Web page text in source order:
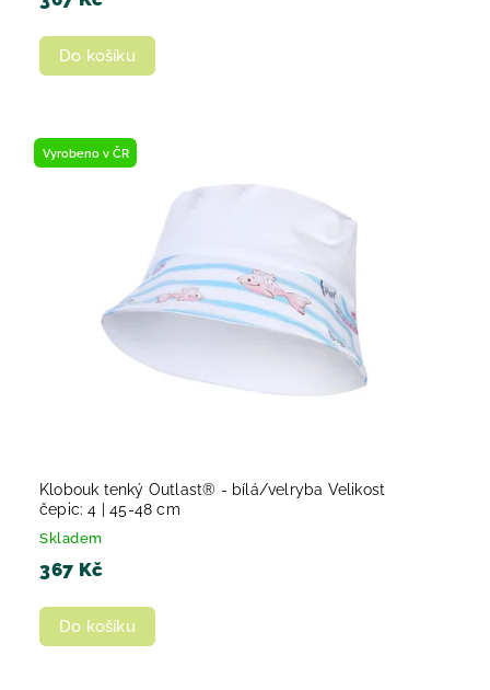
Do košíku
Vyrobeno v ČR
Klobouk tenký Outlast® - bílá/velryba Velikost
čepic: 4 | 45-48 cm
Skladem
367 Kč
Do košíku